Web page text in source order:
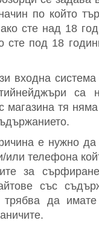
по който
сте над 18
сте под 18
входна
са
магазина тя
е нужно
или телефона
за
със
трябва да